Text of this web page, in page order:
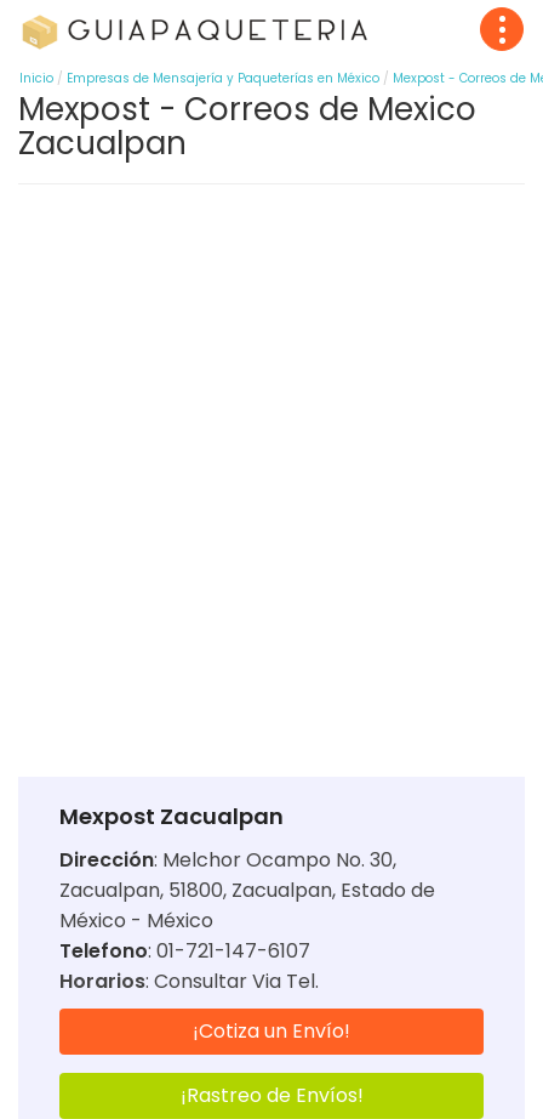
Inicio Empresas de Mensajería y Paqueterías en México Mexpost - Correos de
Mexpost - Correos de Mexico
Zacualpan
Mexpost Zacualpan
Dirección: Melchor Ocampo No. 30,
Zacualpan, 51800, Zacualpan, Estado de
México - México
Telefono: 01-721-147-6107
Horarios: Consultar Via Tel.
¡Cotiza un Envío!
¡Rastreo de Envíos!